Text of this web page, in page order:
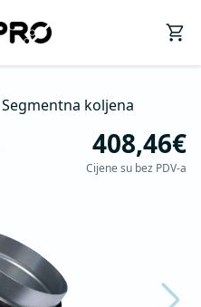
Segmentna koljena
408,46€
Cijene su bez PDV-a